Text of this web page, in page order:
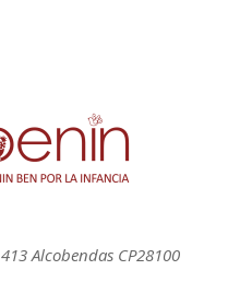
Alcobendas CP28100